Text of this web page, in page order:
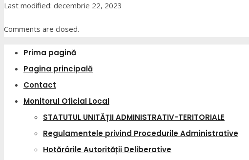
Last modified: decembrie 22, 2023
Comments are closed.
Prima pagină
Pagina principală
Contact
Monitorul Oficial Local
STATUTUL UNITĂȚII ADMINISTRATIV-TERITORIALE
Regulamentele privind Procedurile Administrative
Hotărârile Autorității Deliberative